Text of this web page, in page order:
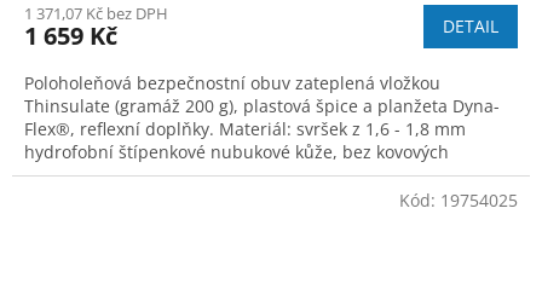
1 371,07 Kč bez DPH
1 659 Kč DETAIL
Poloholeňová bezpečnostní obuv zateplená vložkou
Thinsulate (gramáž 200 g), plastová špice a planžeta Dyna-
Flex®, reflexní doplňky. Materiál: svršek z 1,6 - 1,8 mm
hydrofobní štípenkové nubukové kůže, bez kovových
součástí, podšívka z prodyšné oděru
Kód: 19754025